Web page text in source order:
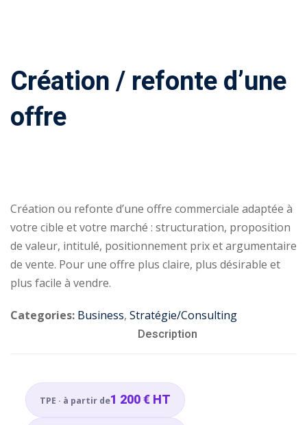
formation
Audit
visuel
Création
de
Création / refonte d’une
offre
Création ou refonte d’une offre commerciale adaptée à
votre cible et votre marché : structuration, proposition
de valeur, intitulé, positionnement prix et argumentaire
de vente. Pour une offre plus claire, plus désirable et
plus facile à vendre.
Categories: Business, Stratégie/Consulting
Description
TPE · à partir de1 200 € HT